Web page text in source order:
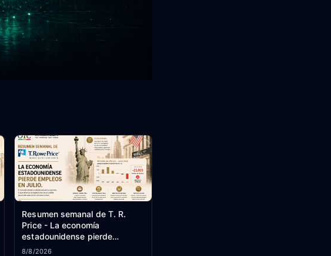
Resumen semanal de T. R.
Price - La economía
estadounidense pierde
empleos en julio.
8/8/2026